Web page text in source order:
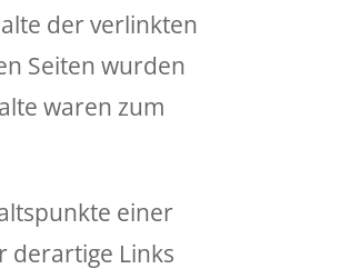
der verlinkten
Seiten wurden
waren zum
einer
derartige Links